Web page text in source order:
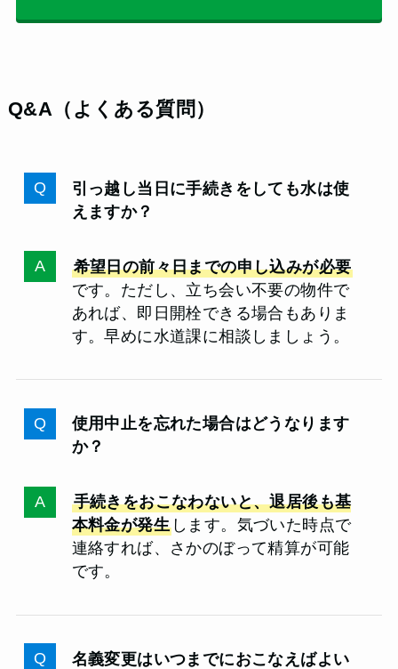
Q&A（よくある質問）
引っ越し当日に手続きをしても水は使
えますか？
希望日の前々日までの申し込みが必要
です。ただし、立ち会い不要の物件で
あれば、即日開栓できる場合もありま
す。早めに水道課に相談しましょう。
使用中止を忘れた場合はどうなります
か？
手続きをおこなわないと、退居後も基
本料金が発生 します。気づいた時点で
連絡すれば、さかのぼって精算が可能
です。
名義変更はいつまでにおこなえばよい